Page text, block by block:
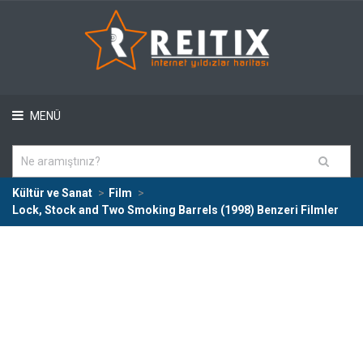
MENÜ
Kültür ve Sanat
Film
Lock, Stock and Two Smoking Barrels (1998) Benzeri Filmler